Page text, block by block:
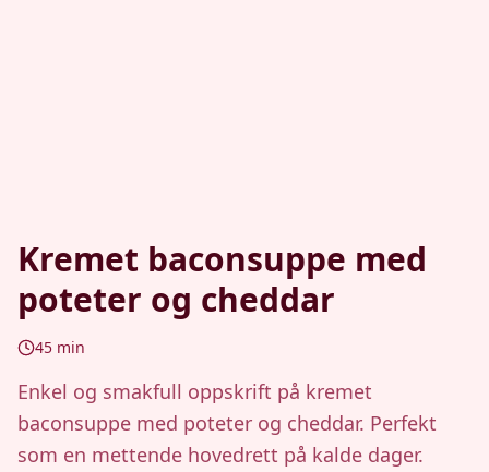
Kremet baconsuppe med
poteter og cheddar
45 min
Enkel og smakfull oppskrift på kremet
baconsuppe med poteter og cheddar. Perfekt
som en mettende hovedrett på kalde dager.